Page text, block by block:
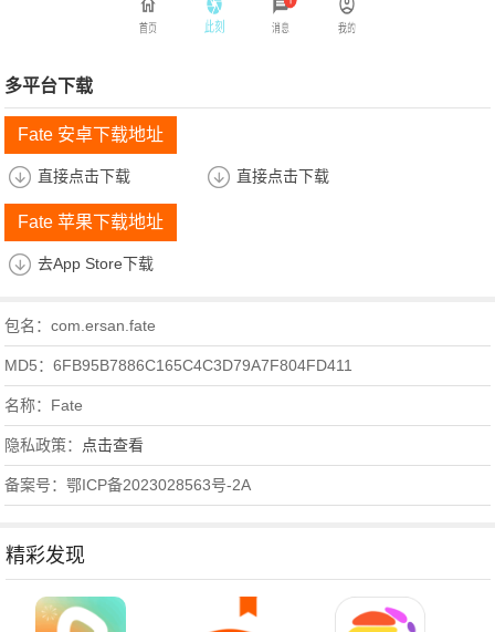
多平台下载
Fate 安卓下载地址
直接点击下载 直接点击下载
Fate 苹果下载地址
去App Store下载
包名：com.ersan.fate
MD5：6FB95B7886C165C4C3D79A7F804FD411
名称：Fate
隐私政策： 点击查看
备案号：鄂ICP备2023028563号-2A
精彩发现